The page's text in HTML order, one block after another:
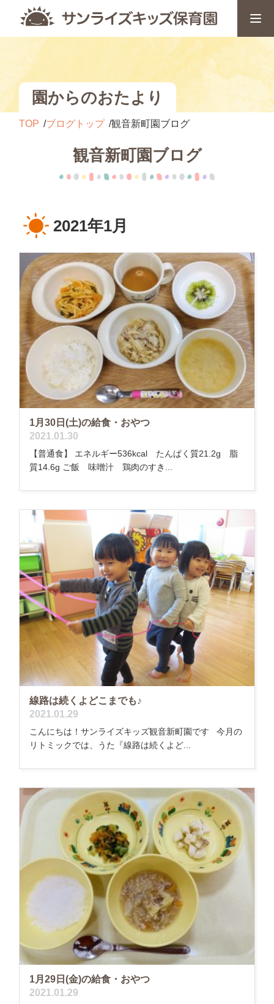
園からのおたより
TOP ブログトップ 観音新町園ブログ
観音新町園ブログ
2021年1月
1月30日(土)の給食・おやつ
2021.01.30
【普通食】 エネルギー536kcal たんぱく質21.2g 脂
質14.6g ご飯 味噌汁 鶏肉のすき...
線路は続くよどこまでも♪
2021.01.29
こんにちは！サンライズキッズ観音新町園です 今月の
リトミックでは、うた『線路は続くよど...
1月29日(金)の給食・おやつ
2021.01.29